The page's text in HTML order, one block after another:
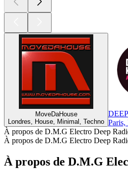
MoveDaHouse
Londres, House, Minimal, Techno
À propos de D.M.G Electro Deep
À propos de D.M.G Electro Deep
À propos de D.M.G